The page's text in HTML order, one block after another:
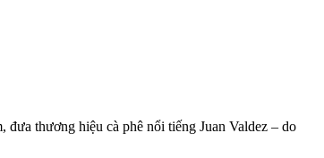
thương hiệu cà phê nổi tiếng Juan Valdez – do